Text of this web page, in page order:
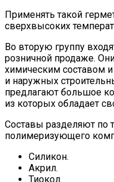
Применять такой
сверхвысоких
Во вторую группу
розничной продаже.
химическим составом
и наружных
предлагают большое
из которых обладает
Составы разделяют по
полимеризующего
Силикон.
Акрил.
Тиокол.